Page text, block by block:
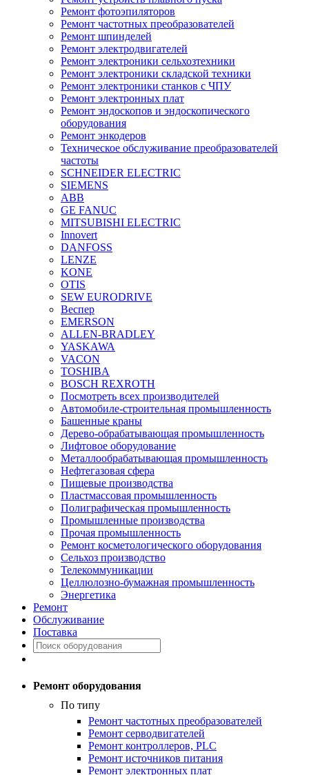
Ремонт фотоэпиляторов
Ремонт частотных преобразователей
Ремонт шпинделей
Ремонт электродвигателей
Ремонт электроники сельхозтехники
Ремонт электроники складской техники
Ремонт электроники станков с ЧПУ
Ремонт электронных плат
Ремонт эндоскопов и эндоскопического
оборудования
Ремонт энкодеров
Техническое обслуживание преобразователей
частоты
SCHNEIDER ELECTRIC
SIEMENS
ABB
GE FANUC
MITSUBISHI ELECTRIC
Innovert
DANFOSS
LENZE
KONE
OTIS
SEW EURODRIVE
Веспер
EMERSON
ALLEN-BRADLEY
YASKAWA
VACON
TOSHIBA
BOSCH REXROTH
Посмотреть всех производителей
Автомобиле-строительная промышленность
Башенные краны
Дерево-обрабатывающая промышленность
Лифтовое оборудование
Металлообрабатывающая промышленность
Нефтегазовая сфера
Пищевые производства
Пластмассовая промышленность
Полиграфическая промышленность
Промышленные производства
Прочая промышленность
Ремонт косметологического оборудования
Сельхоз производство
Телекоммуникации
Целлюлозно-бумажная промышленность
Энергетика
Ремонт
Обслуживание
Поставка
Ремонт оборудования
По типу
Ремонт частотных преобразователей
Ремонт серводвигателей
Ремонт контроллеров, PLC
Ремонт источников питания
Ремонт электронных плат